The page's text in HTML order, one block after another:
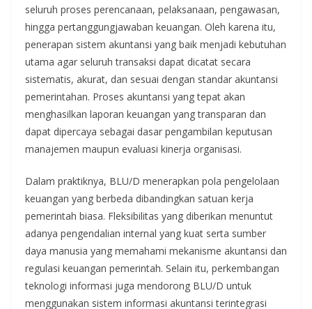
seluruh proses perencanaan, pelaksanaan, pengawasan,
hingga pertanggungjawaban keuangan. Oleh karena itu,
penerapan sistem akuntansi yang baik menjadi kebutuhan
utama agar seluruh transaksi dapat dicatat secara
sistematis, akurat, dan sesuai dengan standar akuntansi
pemerintahan. Proses akuntansi yang tepat akan
menghasilkan laporan keuangan yang transparan dan
dapat dipercaya sebagai dasar pengambilan keputusan
manajemen maupun evaluasi kinerja organisasi.
Dalam praktiknya, BLU/D menerapkan pola pengelolaan
keuangan yang berbeda dibandingkan satuan kerja
pemerintah biasa. Fleksibilitas yang diberikan menuntut
adanya pengendalian internal yang kuat serta sumber
daya manusia yang memahami mekanisme akuntansi dan
regulasi keuangan pemerintah. Selain itu, perkembangan
teknologi informasi juga mendorong BLU/D untuk
menggunakan sistem informasi akuntansi terintegrasi